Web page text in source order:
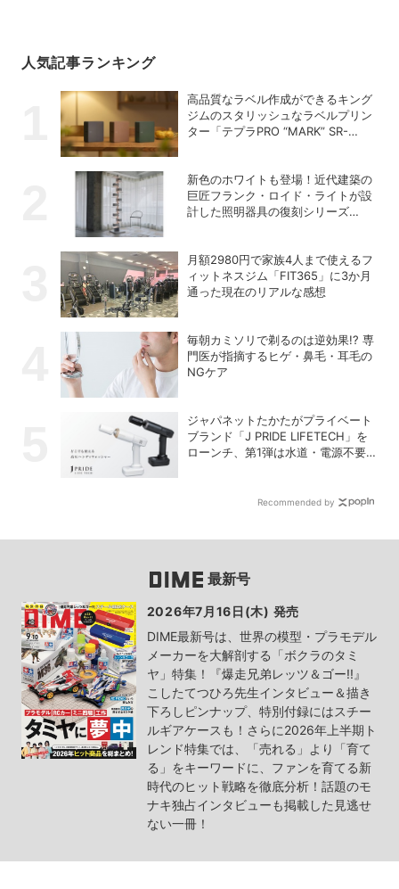
人気記事ランキング
高品質なラベル作成ができるキング
ジムのスタリッシュなラベルプリン
ター「テプラPRO “MARK” SR-
新色のホワイトも登場！近代建築の
巨匠フランク・ロイド・ライトが設
計した照明器具の復刻シリーズ
月額2980円で家族4人まで使えるフ
ィットネスジム「FIT365」に3か月
通った現在のリアルな感想
毎朝カミソリで剃るのは逆効果!? 専
門医が指摘するヒゲ・鼻毛・耳毛の
NGケア
ジャパネットたかたがプライベート
ブランド「J PRIDE LIFETECH」を
ローンチ、第1弾は水道・電源不要
Recommended by
最新号
2026年7月16日(木) 発売
DIME最新号は、世界の模型・プラモデル
メーカーを大解剖する「ボクラのタミ
ヤ」特集！『爆走兄弟レッツ＆ゴー!!』
こしたてつひろ先生インタビュー＆描き
下ろしピンナップ、特別付録にはスチー
ルギアケースも！さらに2026年上半期ト
レンド特集では、「売れる」より「育て
る」をキーワードに、ファンを育てる新
時代のヒット戦略を徹底分析！話題のモ
ナキ独占インタビューも掲載した見逃せ
ない一冊！